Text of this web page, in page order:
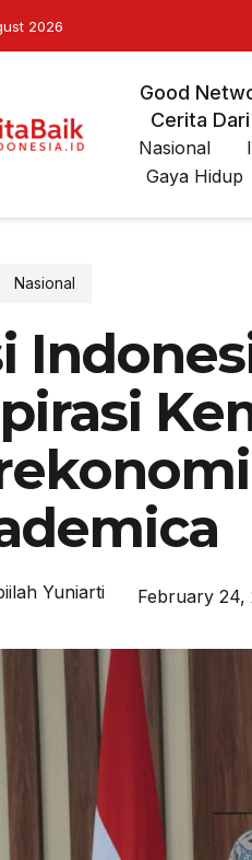
2026
Good
Cerita
Nasional
Gaya Hidup
Nasional
Yuniarti February 24,